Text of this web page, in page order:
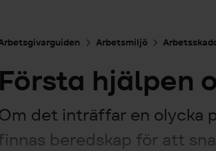
Arbetsmiljö
Första hjälpen
det inträffar en olycka
beredskap för att